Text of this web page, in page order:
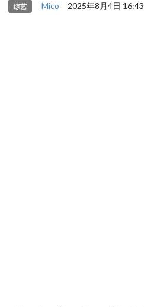
综艺 Mico 2025年8月4日 16:43